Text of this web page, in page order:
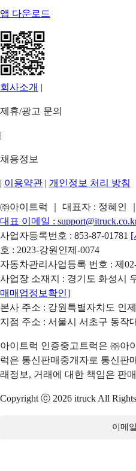
앱 다운로드
회사소개 |
제휴/광고 문의
|
채용정보
| 이용약관 | 개인정보 처리 방침
㈜아이트럭 ｜ 대표자 : 정혜인
대표 이메일 :
사업자등록번호 : 853-87-01781 [
호 : 2023-강원인제-0074
자동차관리사업등록 번호 : 제
사업장 소재지 : 경기도 화성시
매매업정보확인]
본사 주소 : 강원특별자치도 인
지점 주소 : 서울시 서초구 동작
아이트럭 인증중고트럭은 ㈜아
럭은 통신판매중개자로 통신판
래정보, 거래에 대한 책임은 판
Copyright ⓒ 2026 itruck All Rights
이메